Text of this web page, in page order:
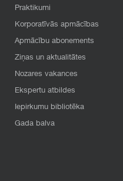
Praktikumi
Korporatīvās apmācības
Apmācību abonements
Ziņas un aktualitātes
Nozares vakances
Ekspertu atbildes
Iepirkumu bibliotēka
Gada balva